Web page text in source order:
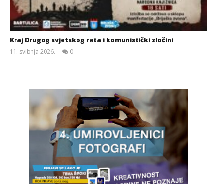
Kraj Drugog svjetskog rata i komunistički zločini
11. svibnja 2026.
0